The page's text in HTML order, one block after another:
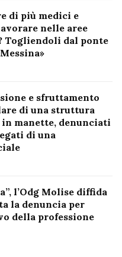
di più medici e
nelle aree
Togliendoli dal ponte
e sfruttamento
di una struttura
manette, denunciati
di una
l’Odg Molise diffida
la denuncia per
della professione